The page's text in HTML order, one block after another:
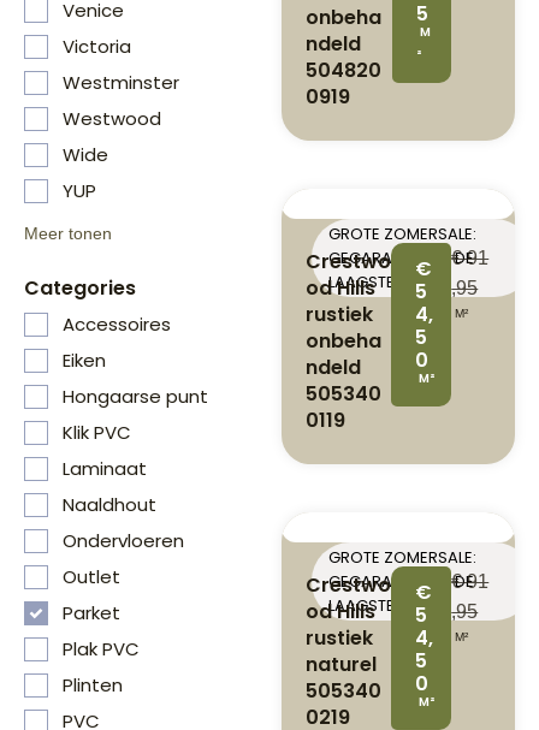
Venice
Victoria
Westminster
Westwood
Wide
YUP
Meer tonen
Categories
Accessoires
Eiken
Hongaarse punt
Klik PVC
Laminaat
Naaldhout
Ondervloeren
Outlet
Parket
Plak PVC
Plinten
PVC
onbeha
ndeld
504820
0919
5
M
²
GROTE ZOMERSALE:
GEGARANDEERD DE
LAAGSTE PRIJS
Crestwo
od Hills
rustiek
onbeha
ndeld
505340
0119
€
5
4,
5
0
M²
€91
,95
M²
GROTE ZOMERSALE:
GEGARANDEERD DE
LAAGSTE PRIJS
Crestwo
od Hills
rustiek
naturel
505340
0219
€
5
4,
5
0
M²
€91
,95
M²